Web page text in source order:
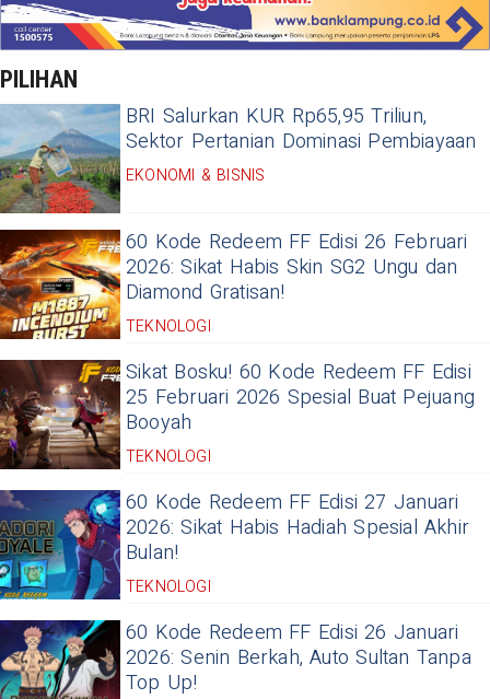
PILIHAN
BRI Salurkan KUR Rp65,95 Triliun,
Sektor Pertanian Dominasi Pembiayaan
EKONOMI & BISNIS
60 Kode Redeem FF Edisi 26 Februari
2026: Sikat Habis Skin SG2 Ungu dan
Diamond Gratisan!
TEKNOLOGI
Sikat Bosku! 60 Kode Redeem FF Edisi
25 Februari 2026 Spesial Buat Pejuang
Booyah
TEKNOLOGI
60 Kode Redeem FF Edisi 27 Januari
2026: Sikat Habis Hadiah Spesial Akhir
Bulan!
TEKNOLOGI
60 Kode Redeem FF Edisi 26 Januari
2026: Senin Berkah, Auto Sultan Tanpa
Top Up!